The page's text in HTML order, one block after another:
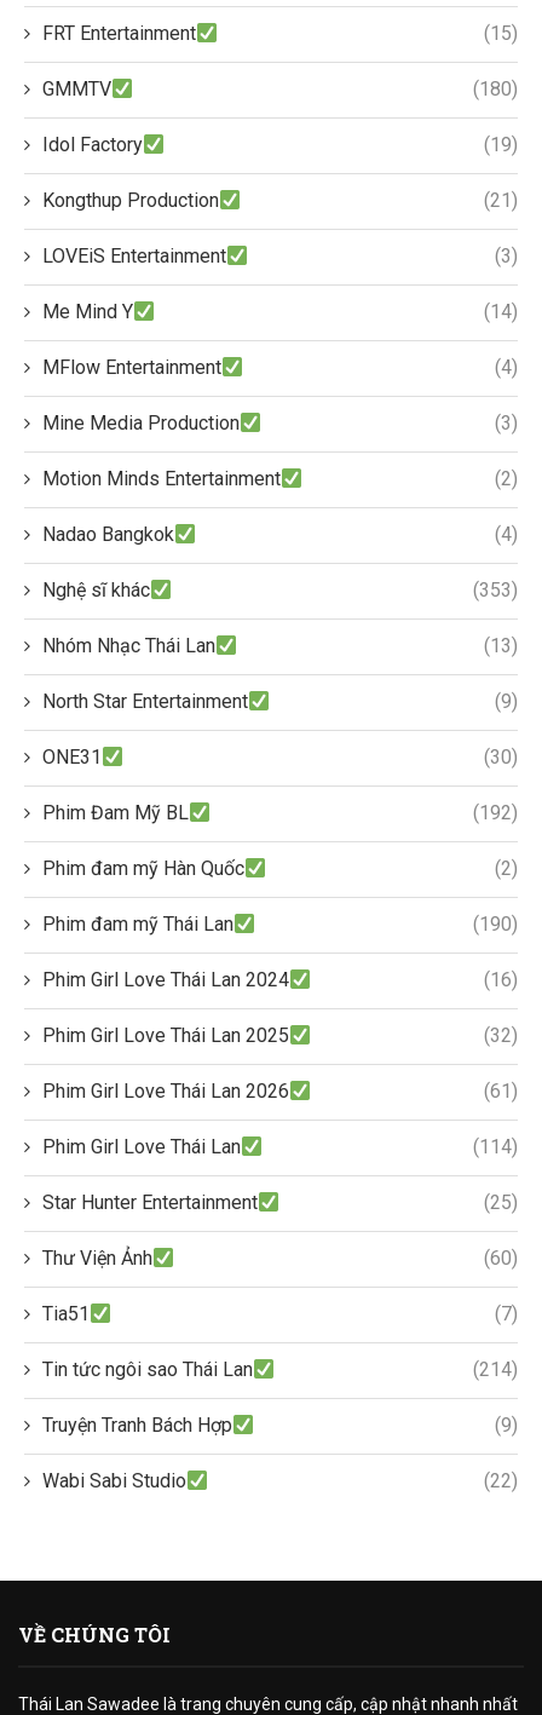
FRT Entertainment (15)
GMMTV (180)
Idol Factory (19)
Kongthup Production (21)
LOVEiS Entertainment (3)
Me Mind Y (14)
MFlow Entertainment (4)
Mine Media Production (3)
Motion Minds Entertainment (2)
Nadao Bangkok (4)
Nghệ sĩ khác (353)
Nhóm Nhạc Thái Lan (13)
North Star Entertainment (9)
ONE31 (30)
Phim Đam Mỹ BL (192)
Phim đam mỹ Hàn Quốc (2)
Phim đam mỹ Thái Lan (190)
Phim Girl Love Thái Lan 2024 (16)
Phim Girl Love Thái Lan 2025 (32)
Phim Girl Love Thái Lan 2026 (61)
Phim Girl Love Thái Lan (114)
Star Hunter Entertainment (25)
Thư Viện Ảnh (60)
Tia51 (7)
Tin tức ngôi sao Thái Lan (214)
Truyện Tranh Bách Hợp (9)
Wabi Sabi Studio (22)
VỀ CHÚNG TÔI
Thái Lan Sawadee là trang chuyên cung cấp, cập nhật nhanh nhất